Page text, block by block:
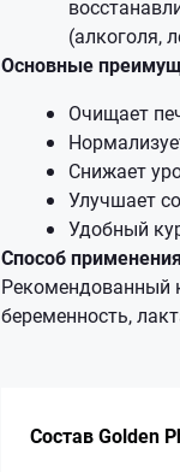
(алкоголя,
Основные
Очищает
Снижает
Улучшает
Удобный
Способ
Рекомендованный
беременность,
Состав Golden